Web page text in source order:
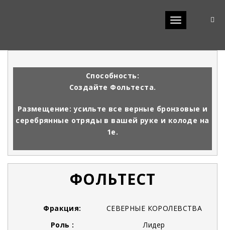
Toggle
Способность:
Создайте Фольтеста.
Размещение: усильте все верные бронзовые и
серебрянные отряды в вашей руке и колоде на
1е.
ФОЛЬТЕСТ
Фракция:
СЕВЕРНЫЕ КОРОЛЕВСТВА
Роль :
Лидер